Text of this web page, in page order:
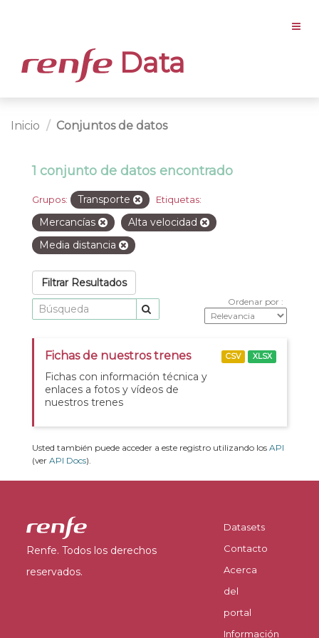
Data
Inicio Conjuntos de datos
1 conjunto de datos encontrado
Grupos: Transporte Etiquetas:
Mercancías
Alta velocidad
Media distancia
Filtrar Resultados
Ordenar por
Fichas de nuestros trenes
Fichas con información técnica y
enlaces a fotos y vídeos de
nuestros trenes
CSV XLSX
Usted también puede acceder a este registro utilizando los API
(ver API Docs).
Renfe. Todos los derechos
reservados.
Datasets
Contacto
Acerca
del
portal
Información